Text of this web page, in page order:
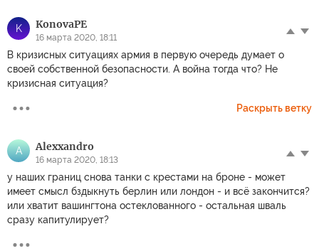
K KonovaPE
16 марта 2020, 18:11
В кризисных ситуациях армия в первую очередь думает о
своей собственной безопасности. А война тогда что? Не
кризисная ситуация?
Раскрыть ветку
A Alexxandro
16 марта 2020, 18:13
у наших границ снова танки с крестами на броне - может
имеет смысл бздыкнуть берлин или лондон - и всё закончится?
или хватит вашингтона остеклованного - остальная шваль
сразу капитулирует?